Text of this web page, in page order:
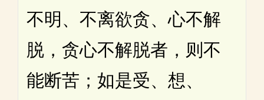
不明、不离欲贪、心不解
脱，贪心不解脱者，则不
能断苦；如是受、想、